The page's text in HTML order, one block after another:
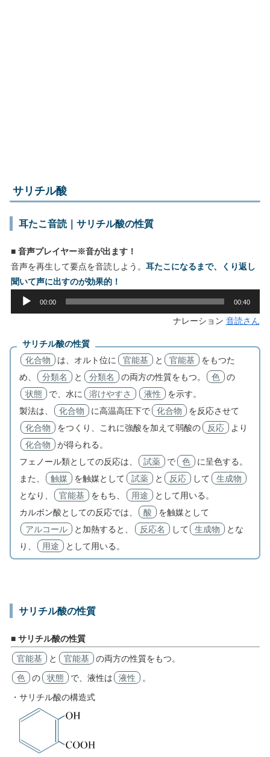
サリチル酸
耳たこ音読｜サリチル酸の性質
■ 音声プレイヤー※音が出ます！
音声を再生して要点を音読しよう。 耳たこになるまで、くり返し
聞いて声に出すのが効果的！
00:00 00:40
ナレーション 音読さん
サリチル酸の性質
化合物
は、オルト位に 官能基 と 官能基
をもつた
め、
分類名 と 分類名 の両方の性質をもつ。 色
の
状態
で、水に 溶けやすさ 液性
を示す。
製法は、
化合物 に高温高圧下で 化合物
を反応させて
化合物
をつくり、これに強酸を加えて弱酸の 反応
より
化合物
が得られる。
フェノール類としての反応は、
試薬 で 色
に呈色する。
また、
触媒 を触媒として 試薬 と 反応 して
生成物
となり、
官能基 をもち、 用途
として用いる。
カルボン酸としての反応では、
酸
を触媒として
アルコール
と加熱すると、 反応名 して 生成物
とな
り、
用途 として用いる。
サリチル酸の性質
■ サリチル酸の性質
官能基 と 官能基
の両方の性質をもつ。
色
の 状態 で、液性は 液性
。
・サリチル酸の構造式